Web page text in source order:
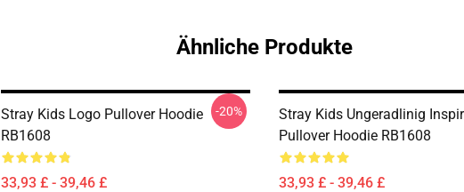
Ähnliche Produkte
Stray Kids Logo Pullover Hoodie
RB1608
33,93 £ - 39,46 £
-20%
Stray Kids Ungeradlinig
Pullover Hoodie RB1608
33,93 £ - 39,46 £